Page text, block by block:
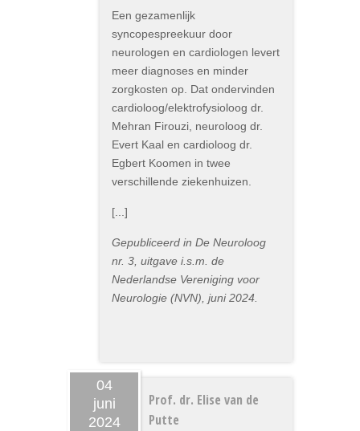
Een gezamenlijk
syncopespreekuur door
neurologen en cardiologen levert
meer diagnoses en minder
zorgkosten op. Dat ondervinden
cardioloog/elektrofysioloog dr.
Mehran Firouzi, neuroloog dr.
Evert Kaal en cardioloog dr.
Egbert Koomen in twee
verschillende ziekenhuizen.
[...]
Gepubliceerd in De Neuroloog
nr. 3, uitgave i.s.m. de
Nederlandse Vereniging voor
Neurologie (NVN), juni 2024.
04
juni
2024
Prof. dr. Elise van de
Putte